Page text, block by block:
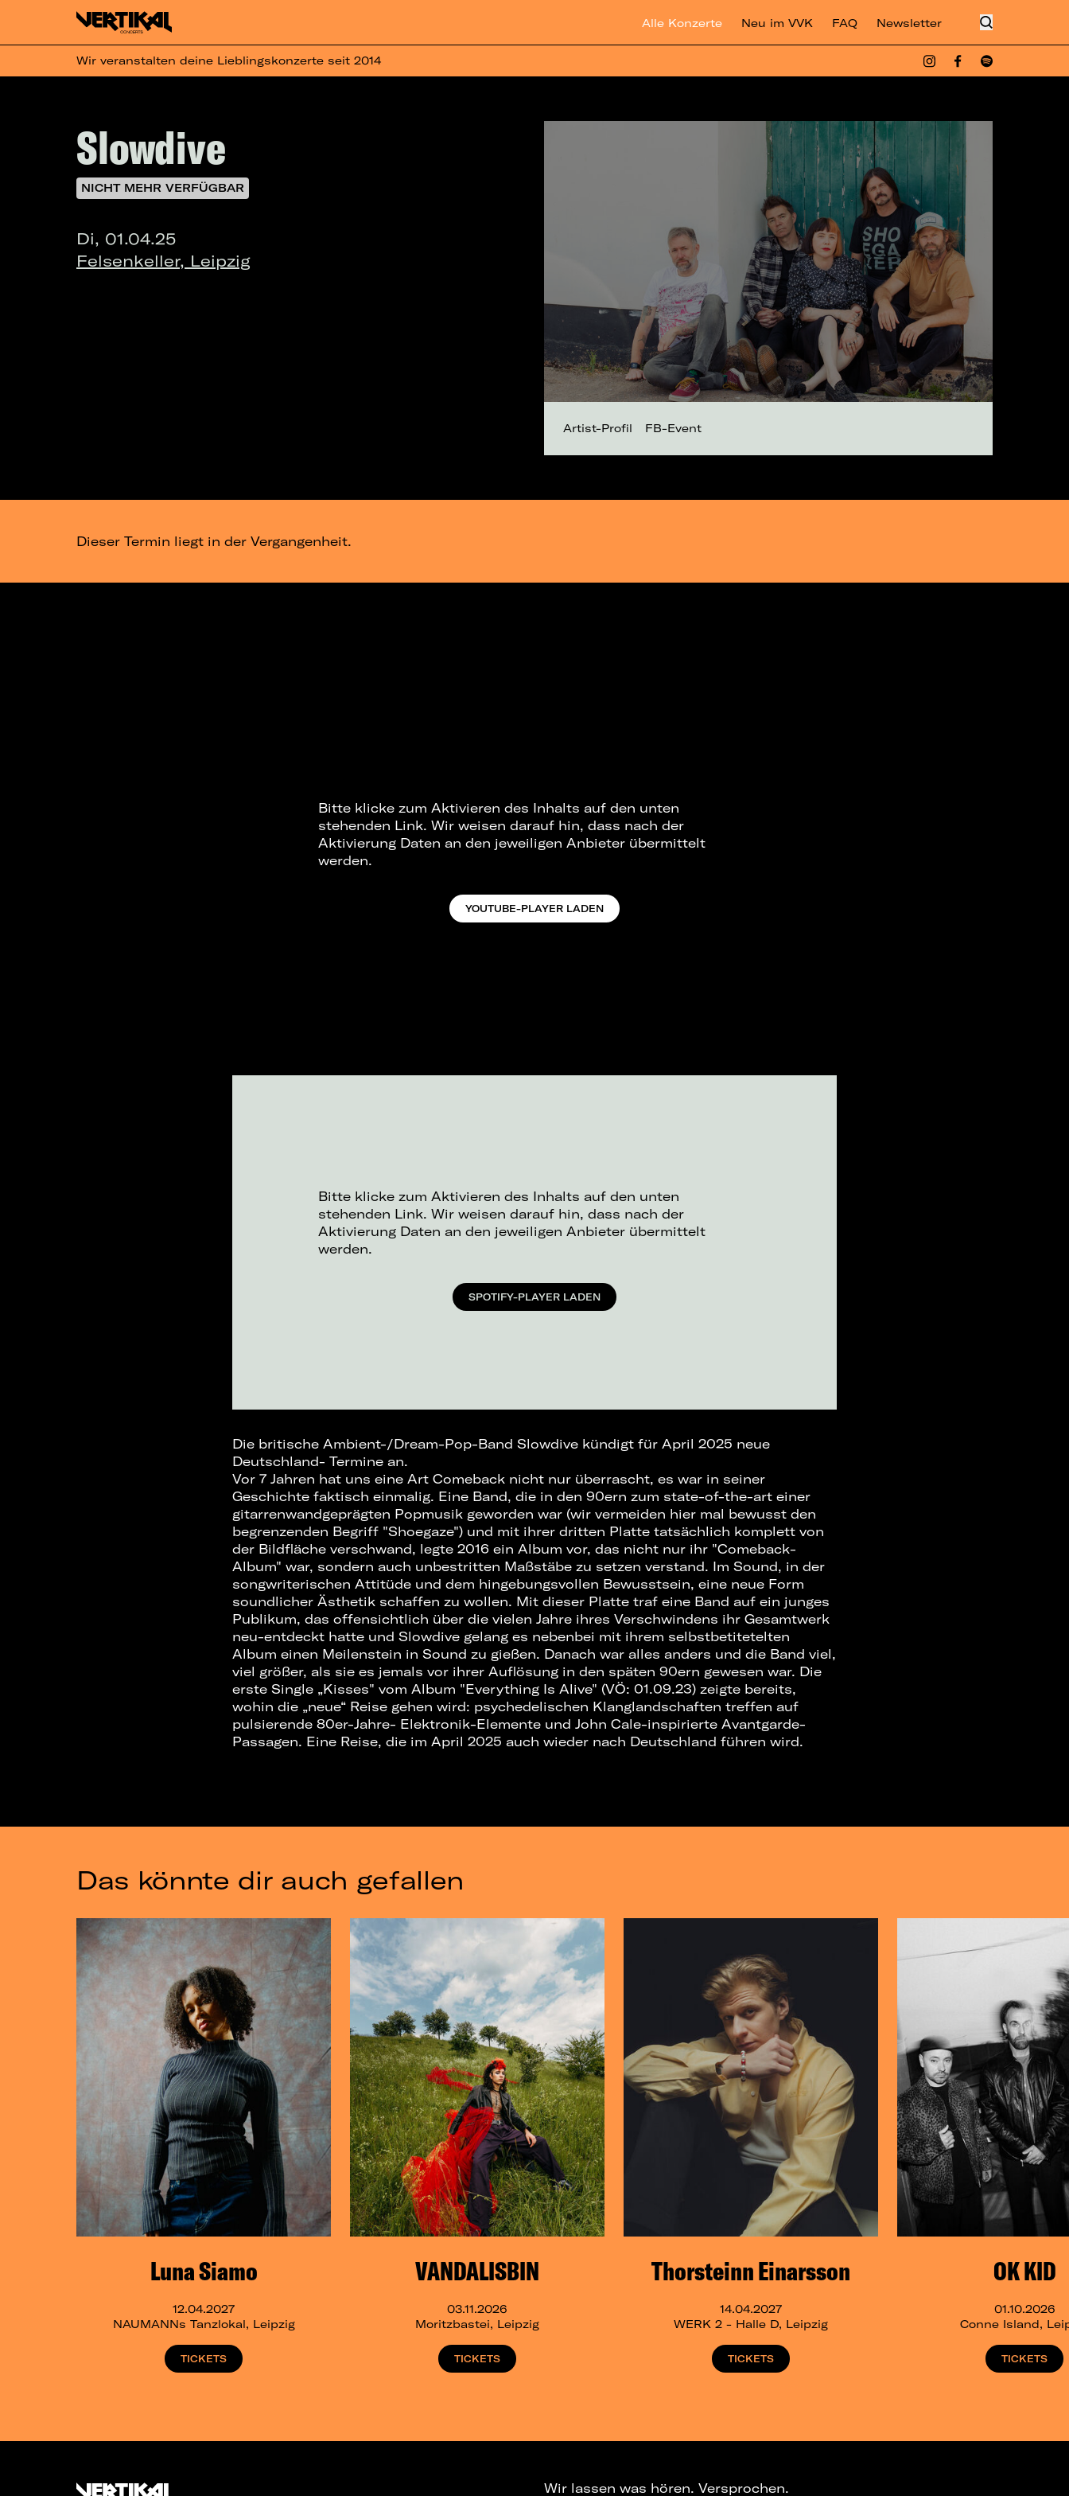
Alle Konzerte Neu im VVK FAQ Newsletter
Wir veranstalten deine Lieblingskonzerte seit 2014
Slowdive
NICHT MEHR VERFÜGBAR
Di, 01.04.25
Felsenkeller, Leipzig
Artist-Profil FB-Event
Dieser Termin liegt in der Vergangenheit.
Bitte klicke zum Aktivieren des Inhalts auf den unten
stehenden Link. Wir weisen darauf hin, dass nach der
Aktivierung Daten an den jeweiligen Anbieter übermittelt
werden.
YOUTUBE-PLAYER LADEN
Bitte klicke zum Aktivieren des Inhalts auf den unten
stehenden Link. Wir weisen darauf hin, dass nach der
Aktivierung Daten an den jeweiligen Anbieter übermittelt
werden.
SPOTIFY-PLAYER LADEN
Die britische Ambient-/Dream-Pop-Band Slowdive kündigt für April 2025 neue
Deutschland- Termine an.
Vor 7 Jahren hat uns eine Art Comeback nicht nur überrascht, es war in seiner
Geschichte faktisch einmalig. Eine Band, die in den 90ern zum state-of-the-art einer
gitarrenwandgeprägten Popmusik geworden war (wir vermeiden hier mal bewusst den
begrenzenden Begriff "Shoegaze") und mit ihrer dritten Platte tatsächlich komplett von
der Bildfläche verschwand, legte 2016 ein Album vor, das nicht nur ihr "Comeback-
Album" war, sondern auch unbestritten Maßstäbe zu setzen verstand. Im Sound, in der
songwriterischen Attitüde und dem hingebungsvollen Bewusstsein, eine neue Form
soundlicher Ästhetik schaffen zu wollen. Mit dieser Platte traf eine Band auf ein junges
Publikum, das offensichtlich über die vielen Jahre ihres Verschwindens ihr Gesamtwerk
neu-entdeckt hatte und Slowdive gelang es nebenbei mit ihrem selbstbetitetelten
Album einen Meilenstein in Sound zu gießen. Danach war alles anders und die Band viel,
viel größer, als sie es jemals vor ihrer Auflösung in den späten 90ern gewesen war. Die
erste Single „Kisses" vom Album "Everything Is Alive" (VÖ: 01.09.23) zeigte bereits,
wohin die „neue“ Reise gehen wird: psychedelischen Klanglandschaften treffen auf
pulsierende 80er-Jahre- Elektronik-Elemente und John Cale-inspirierte Avantgarde-
Passagen. Eine Reise, die im April 2025 auch wieder nach Deutschland führen wird.
Das könnte dir auch gefallen
Luna Siamo
12.04.2027
NAUMANNs Tanzlokal, Leipzig
TICKETS
VANDALISBIN
03.11.2026
Moritzbastei, Leipzig
TICKETS
Thorsteinn Einarsson
14.04.2027
WERK 2 - Halle D, Leipzig
TICKETS
OK KID
01.10.2026
Conne Island,
TICKETS
Wir lassen was hören. Versprochen.